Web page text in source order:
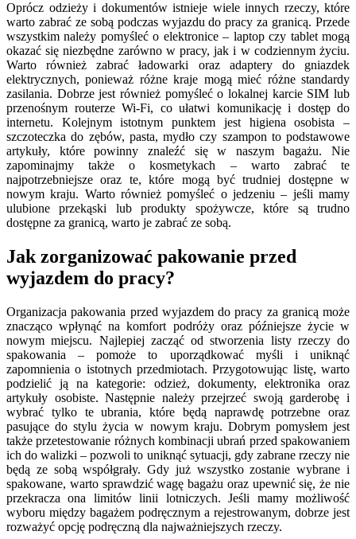
Oprócz odzieży i dokumentów istnieje wiele innych rzeczy, które
warto zabrać ze sobą podczas wyjazdu do pracy za granicą. Przede
wszystkim należy pomyśleć o elektronice – laptop czy tablet mogą
okazać się niezbędne zarówno w pracy, jak i w codziennym życiu.
Warto również zabrać ładowarki oraz adaptery do gniazdek
elektrycznych, ponieważ różne kraje mogą mieć różne standardy
zasilania. Dobrze jest również pomyśleć o lokalnej karcie SIM lub
przenośnym routerze Wi-Fi, co ułatwi komunikację i dostęp do
internetu. Kolejnym istotnym punktem jest higiena osobista –
szczoteczka do zębów, pasta, mydło czy szampon to podstawowe
artykuły, które powinny znaleźć się w naszym bagażu. Nie
zapominajmy także o kosmetykach – warto zabrać te
najpotrzebniejsze oraz te, które mogą być trudniej dostępne w
nowym kraju. Warto również pomyśleć o jedzeniu – jeśli mamy
ulubione przekąski lub produkty spożywcze, które są trudno
dostępne za granicą, warto je zabrać ze sobą.
Jak zorganizować pakowanie przed
wyjazdem do pracy?
Organizacja pakowania przed wyjazdem do pracy za granicą może
znacząco wpłynąć na komfort podróży oraz późniejsze życie w
nowym miejscu. Najlepiej zacząć od stworzenia listy rzeczy do
spakowania – pomoże to uporządkować myśli i uniknąć
zapomnienia o istotnych przedmiotach. Przygotowując listę, warto
podzielić ją na kategorie: odzież, dokumenty, elektronika oraz
artykuły osobiste. Następnie należy przejrzeć swoją garderobę i
wybrać tylko te ubrania, które będą naprawdę potrzebne oraz
pasujące do stylu życia w nowym kraju. Dobrym pomysłem jest
także przetestowanie różnych kombinacji ubrań przed spakowaniem
ich do walizki – pozwoli to uniknąć sytuacji, gdy zabrane rzeczy nie
będą ze sobą współgrały. Gdy już wszystko zostanie wybrane i
spakowane, warto sprawdzić wagę bagażu oraz upewnić się, że nie
przekracza ona limitów linii lotniczych. Jeśli mamy możliwość
wyboru między bagażem podręcznym a rejestrowanym, dobrze jest
rozważyć opcję podręczną dla najważniejszych rzeczy.